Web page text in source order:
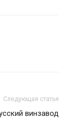
Следующая статья
винзавод